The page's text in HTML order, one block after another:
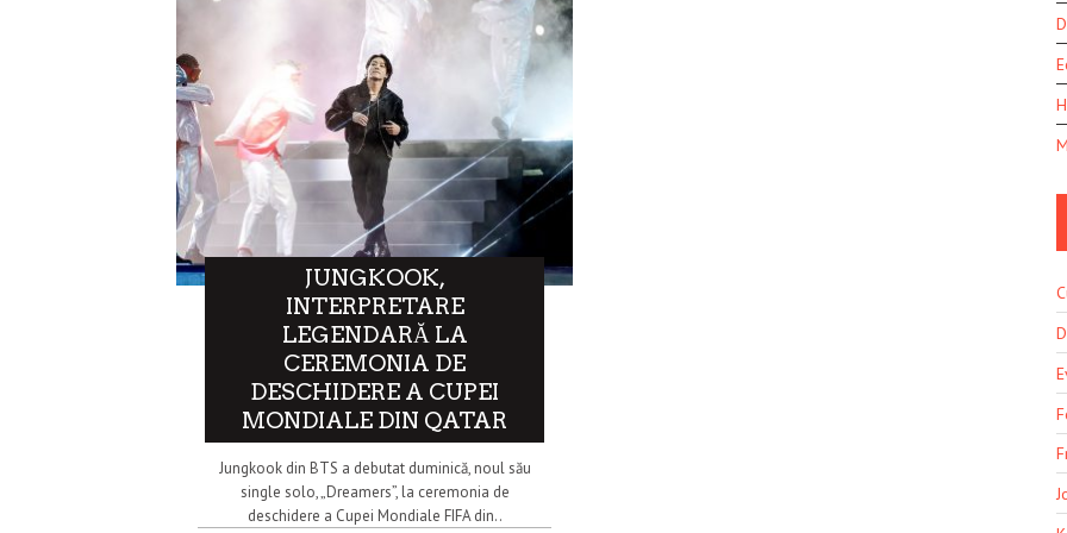
JUNGKOOK,
INTERPRETARE
LEGENDARĂ LA
CEREMONIA DE
DESCHIDERE A CUPEI
MONDIALE DIN QATAR
Jungkook din BTS a debutat duminică, noul său
single solo, „Dreamers”, la ceremonia de
deschidere a Cupei Mondiale FIFA din..